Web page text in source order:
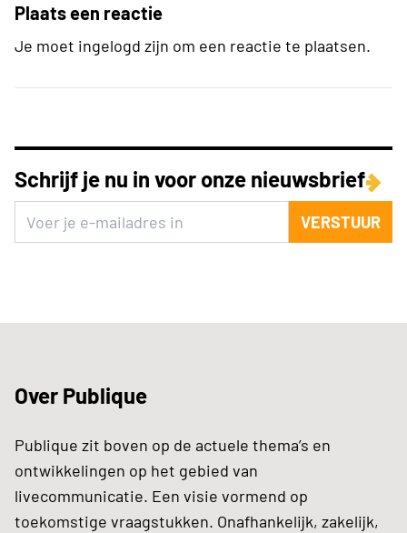
Plaats een reactie
Je moet ingelogd zijn om een reactie te plaatsen.
Schrijf je nu in voor onze nieuwsbrief
VERSTUUR
Over Publique
Publique zit boven op de actuele thema’s en
ontwikkelingen op het gebied van
livecommunicatie. Een visie vormend op
toekomstige vraagstukken. Onafhankelijk, zakelijk,